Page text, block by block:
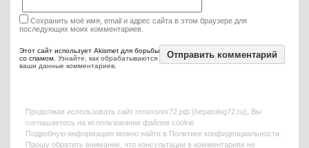
Сохранить моё имя, email и адрес сайта в этом браузере для
последующих моих комментариев.
Этот сайт использует Akismet для борьбы
со спамом. Узнайте, как обрабатываются
ваши данные комментариев.
Продолжая использовать сайт гепатолог72.рф (hepatolog72.ru), Вы
соглашаетесь на использование файлов coоkie.
Подробную информацию можно найти в Политике конфиденциальности.
Прошу обратить внимание, что консультации в комментариях не